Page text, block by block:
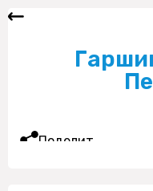
Поделиться